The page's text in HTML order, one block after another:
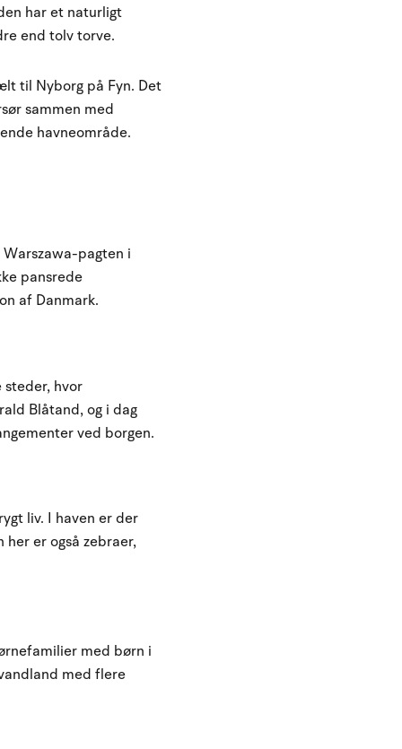
har et naturligt
end tolv torve.
til Nyborg på Fyn. Det
sammen med
havneområde.
pagten i
pansrede
af Danmark.
steder, hvor
Blåtand, og i dag
ved borgen.
liv. I haven er der
er også zebraer,
med børn i
med flere